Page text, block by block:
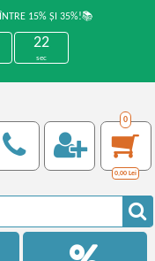
15% ȘI 35%!📚
22
sec
0
0,00 Lei